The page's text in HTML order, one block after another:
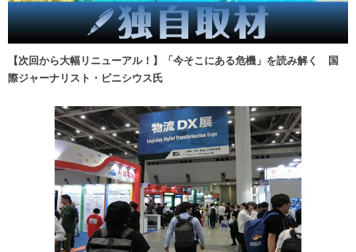
【次回から大幅リニューアル！】「今そこにある危機」を読み解く 国
際ジャーナリスト・ビニシウス氏